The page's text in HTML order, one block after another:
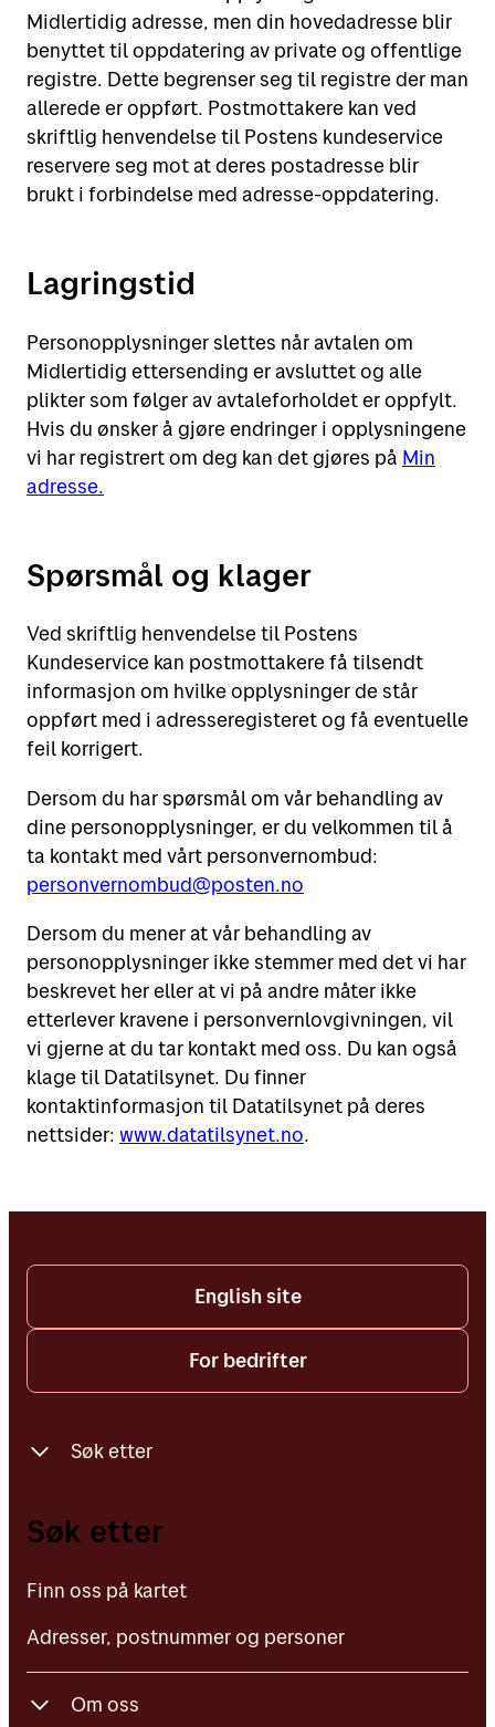
Midlertidig adresse, men din hovedadresse blir
benyttet til oppdatering av private og offentlige
registre. Dette begrenser seg til registre der man
allerede er oppført. Postmottakere kan ved
skriftlig henvendelse til Postens kundeservice
reservere seg mot at deres postadresse blir
brukt i forbindelse med adresse-oppdatering.
Lagringstid
Personopplysninger slettes når avtalen om
Midlertidig ettersending er avsluttet og alle
plikter som følger av avtaleforholdet er oppfylt.
Hvis du ønsker å gjøre endringer i opplysningene
vi har registrert om deg kan det gjøres på Min
adresse.
Spørsmål og klager
Ved skriftlig henvendelse til Postens
Kundeservice kan postmottakere få tilsendt
informasjon om hvilke opplysninger de står
oppført med i adresseregisteret og få eventuelle
feil korrigert.
Dersom du har spørsmål om vår behandling av
dine personopplysninger, er du velkommen til å
ta kontakt med vårt personvernombud:
personvernombud@posten.no
Dersom du mener at vår behandling av
personopplysninger ikke stemmer med det vi har
beskrevet her eller at vi på andre måter ikke
etterlever kravene i personvernlovgivningen, vil
vi gjerne at du tar kontakt med oss. Du kan også
klage til Datatilsynet. Du finner
kontaktinformasjon til Datatilsynet på deres
nettsider: www.datatilsynet.no.
English site
For bedrifter
Søk etter
Finn oss på kartet
Søk etter
Finn oss på kartet
Adresser, postnummer og personer
Om oss